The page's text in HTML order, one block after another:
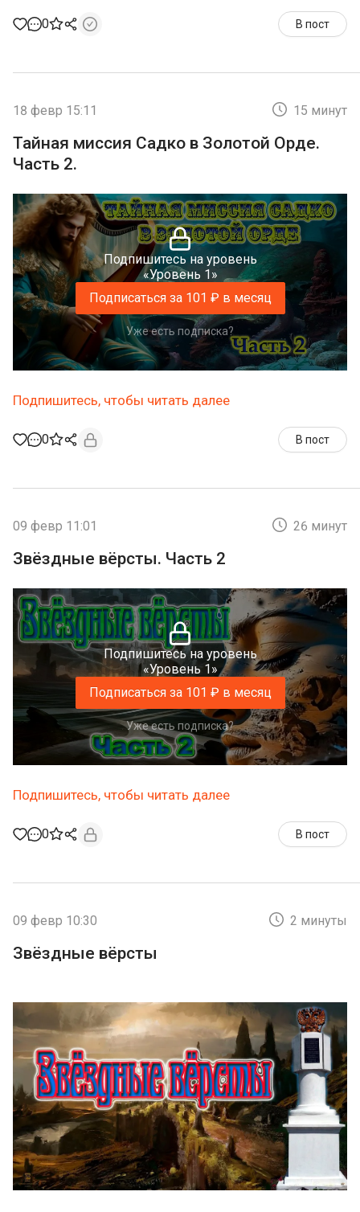
0 В пост
18 февр 15:11 15 минут
Тайная миссия Садко в Золотой Орде.
Часть 2.
Подпишитесь на уровень
«Уровень 1»
Подписаться за 101 ₽ в месяц
Уже есть подписка?
Подпишитесь, чтобы читать далее
0 В пост
09 февр 11:01 26 минут
Звёздные вёрсты. Часть 2
Подпишитесь на уровень
«Уровень 1»
Подписаться за 101 ₽ в месяц
Уже есть подписка?
Подпишитесь, чтобы читать далее
0 В пост
09 февр 10:30 2 минуты
Звёздные вёрсты